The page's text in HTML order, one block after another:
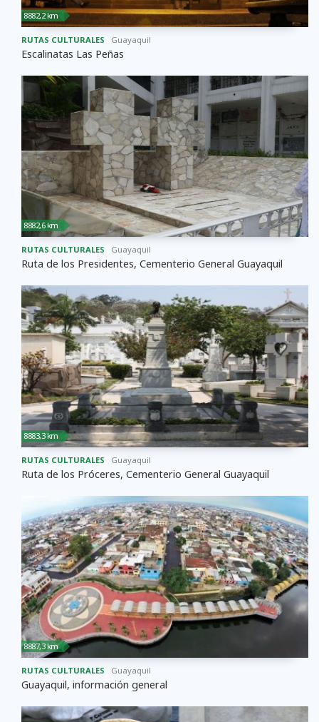
8882,2 km
RUTAS CULTURALES Guayaquil
Escalinatas Las Peñas
8882,6 km
RUTAS CULTURALES Guayaquil
Ruta de los Presidentes, Cementerio General Guayaquil
8883,3 km
RUTAS CULTURALES Guayaquil
Ruta de los Próceres, Cementerio General Guayaquil
8887,3 km
RUTAS CULTURALES Guayaquil
Guayaquil, información general